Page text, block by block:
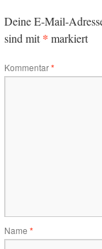
Deine E-Mail-
sind mit* markiert
Kommentar*
Name *